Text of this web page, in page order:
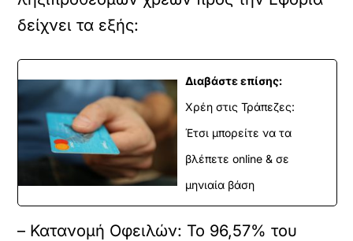
δείχνει τα εξής:
Διαβάστε επίσης:
Χρέη στις Τράπεζες:
Έτσι μπορείτε να τα
βλέπετε online & σε
μηνιαία βάση
– Κατανομή Οφειλών: Το 96,57% του